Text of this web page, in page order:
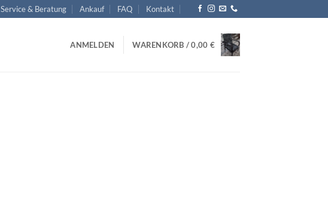
Service & Beratung Ankauf FAQ Kontakt
ANMELDEN WARENKORB /0,00 €